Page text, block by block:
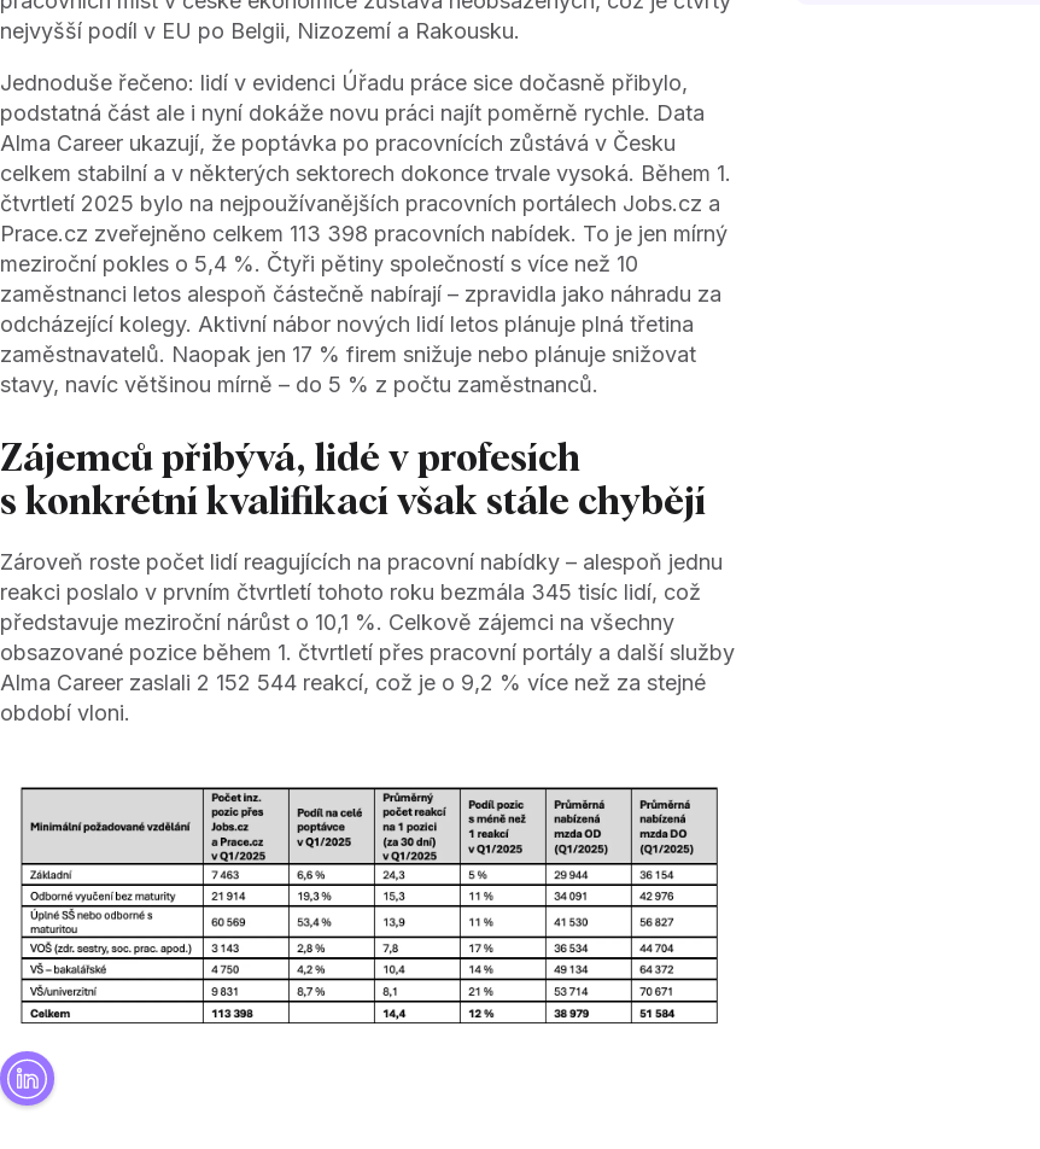
nejvyšší podíl v EU po Belgii, Nizozemí a Rakousku.
Jednoduše řečeno: lidí v evidenci Úřadu práce sice dočasně přibylo,
podstatná část ale i nyní dokáže novu práci najít poměrně rychle. Data
Alma Career ukazují, že poptávka po pracovnících zůstává v Česku
celkem stabilní a v některých sektorech dokonce trvale vysoká. Během 1.
čtvrtletí 2025 bylo na nejpoužívanějších pracovních portálech Jobs.cz a
Prace.cz zveřejněno celkem 113 398 pracovních nabídek. To je jen mírný
meziroční pokles o 5,4 %. Čtyři pětiny společností s více než 10
zaměstnanci letos alespoň částečně nabírají – zpravidla jako náhradu za
odcházející kolegy. Aktivní nábor nových lidí letos plánuje plná třetina
zaměstnavatelů. Naopak jen 17 % firem snižuje nebo plánuje snižovat
stavy, navíc většinou mírně – do 5 % z počtu zaměstnanců.
Zájemců přibývá, lidé v profesích
s konkrétní kvalifikací však stále chybějí
Zároveň roste počet lidí reagujících na pracovní nabídky – alespoň jednu
reakci poslalo v prvním čtvrtletí tohoto roku bezmála 345 tisíc lidí, což
představuje meziroční nárůst o 10,1 %. Celkově zájemci na všechny
obsazované pozice během 1. čtvrtletí přes pracovní portály a další služby
Alma Career zaslali 2 152 544 reakcí, což je o 9,2 % více než za stejné
období vloni.